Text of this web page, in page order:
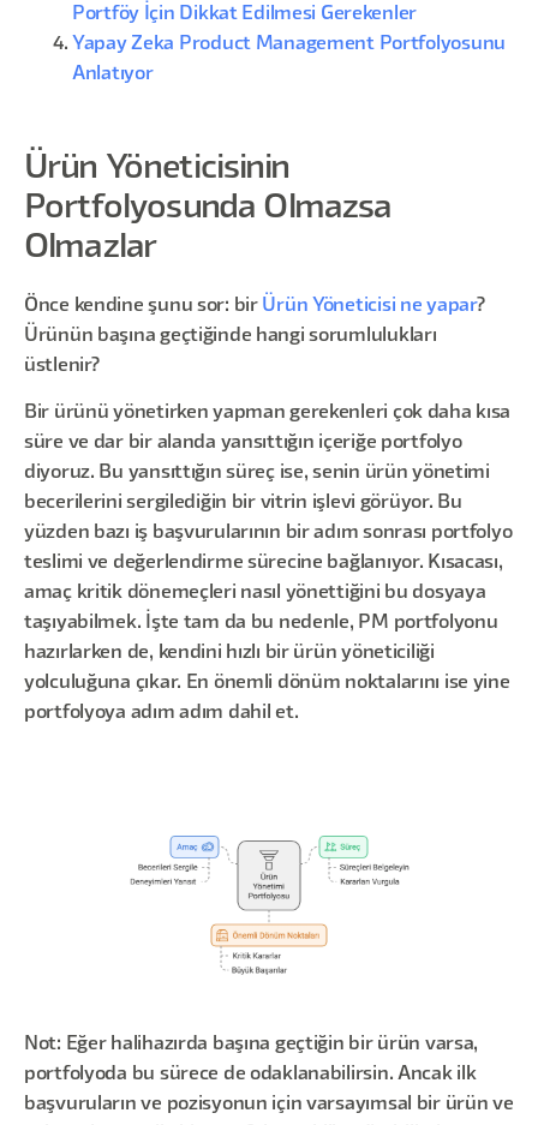
Portföy İçin Dikkat Edilmesi Gerekenler
Yapay Zeka Product Management Portfolyosunu
Anlatıyor
Ürün Yöneticisinin
Portfolyosunda Olmazsa
Olmazlar
Önce kendine şunu sor: bir Ürün Yöneticisi ne yapar?
Ürünün başına geçtiğinde hangi sorumlulukları
üstlenir?
Bir ürünü yönetirken yapman gerekenleri çok daha kısa
süre ve dar bir alanda yansıttığın içeriğe portfolyo
diyoruz. Bu yansıttığın süreç ise, senin ürün yönetimi
becerilerini sergilediğin bir vitrin işlevi görüyor. Bu
yüzden bazı iş başvurularının bir adım sonrası portfolyo
teslimi ve değerlendirme sürecine bağlanıyor. Kısacası,
amaç kritik dönemeçleri nasıl yönettiğini bu dosyaya
taşıyabilmek. İşte tam da bu nedenle, PM portfolyonu
hazırlarken de, kendini hızlı bir ürün yöneticiliği
yolculuğuna çıkar. En önemli dönüm noktalarını ise yine
portfolyoya adım adım dahil et.
Not: Eğer halihazırda başına geçtiğin bir ürün varsa,
portfolyoda bu sürece de odaklanabilirsin. Ancak ilk
başvuruların ve pozisyonun için varsayımsal bir ürün ve